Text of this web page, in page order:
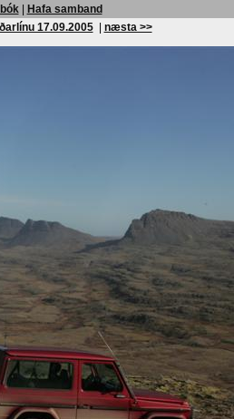
|
Hafa samband
17.09.2005| næsta >>